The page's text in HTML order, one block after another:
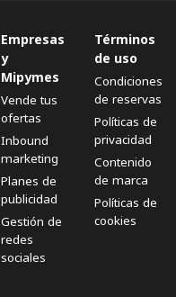
Empresas
y
Mipymes
Vende tus
ofertas
Inbound
marketing
Planes de
publicidad
Gestión de
redes
sociales
Términos
de uso
Condiciones
de reservas
Políticas de
privacidad
Contenido
de marca
Políticas de
cookies